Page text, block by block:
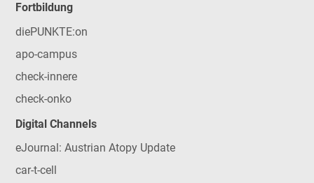
Fortbildung
diePUNKTE:on
apo-campus
check-innere
check-onko
Digital Channels
eJournal: Austrian Atopy Update
car-t-cell